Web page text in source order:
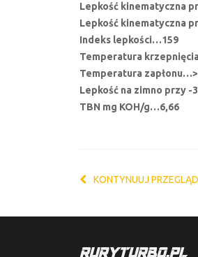
Lepkość kinematyczna
Lepkość kinematyczna
Indeks lepkości…159
Temperatura
Temperatura
Lepkość na zimno przy -
TBN mg KOH/g…6,66
KONTYNUUJ